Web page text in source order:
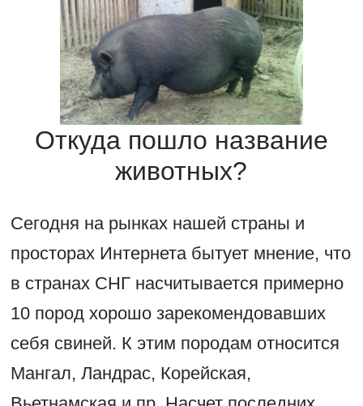
Откуда пошло название
животных?
Сегодня на рынках нашей страны и
просторах Интернета бытует мнение, что
в странах СНГ насчитывается примерно
10 пород хорошо зарекомендовавших
себя свиней. К этим породам относится
Мангал, Ландрас, Корейская,